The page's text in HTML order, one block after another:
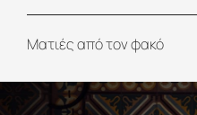
Ματιές από τον φακό